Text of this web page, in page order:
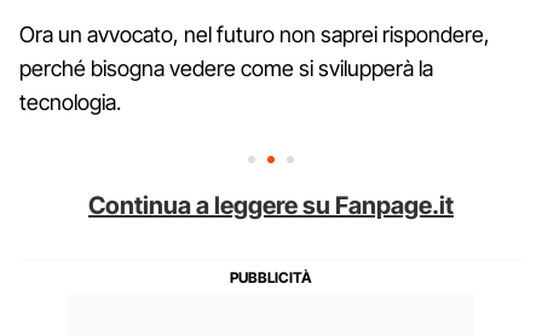
Ora un avvocato, nel futuro non saprei rispondere,
perché bisogna vedere come si svilupperà la
tecnologia.
Continua a leggere su Fanpage.it